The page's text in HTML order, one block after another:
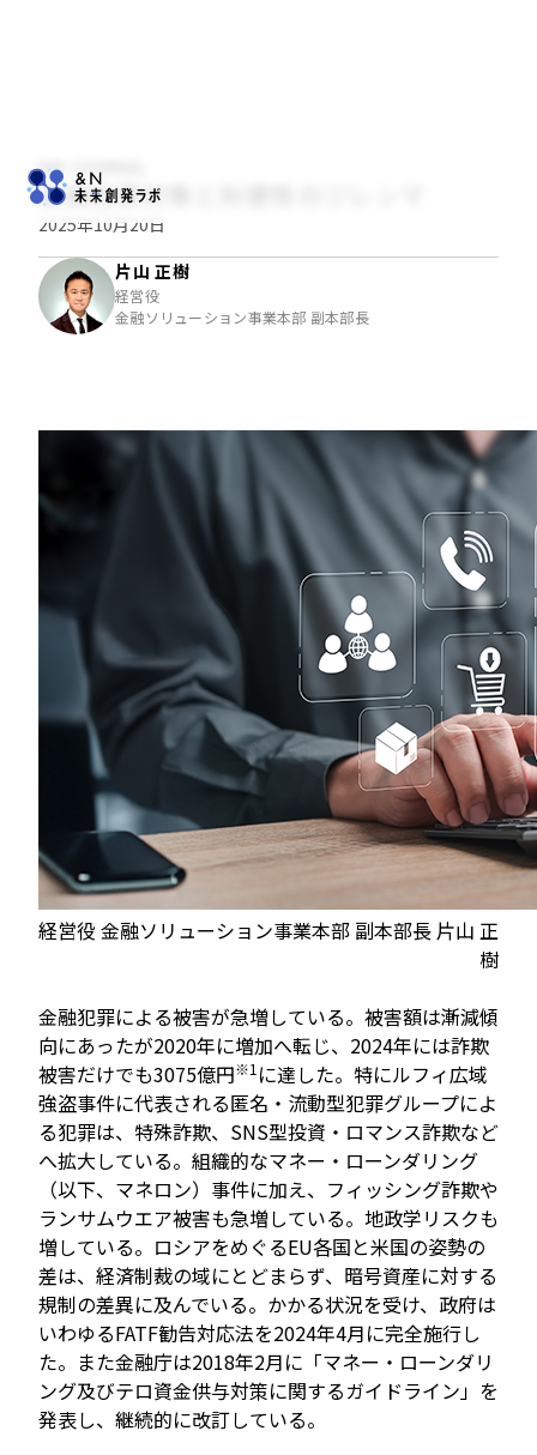
NRI JOURNAL
金融犯罪対策と利便性のジレンマ
2025年10月20日
片山 正樹
経営役
金融ソリューション事業本部 副本部長
経営役 金融ソリューション事業本部 副本部長 片山 正
樹
金融犯罪による被害が急増している。被害額は漸減傾
向にあったが2020年に増加へ転じ、2024年には詐欺
被害だけでも3075億円※1 に達した。特にルフィ広域
強盗事件に代表される匿名・流動型犯罪グループによ
る犯罪は、特殊詐欺、SNS型投資・ロマンス詐欺など
へ拡大している。組織的なマネー・ローンダリング
（以下、マネロン）事件に加え、フィッシング詐欺や
ランサムウエア被害も急増している。地政学リスクも
増している。ロシアをめぐるEU各国と米国の姿勢の
差は、経済制裁の域にとどまらず、暗号資産に対する
規制の差異に及んでいる。かかる状況を受け、政府は
いわゆるFATF勧告対応法を2024年4月に完全施行し
た。また金融庁は2018年2月に「マネー・ローンダリ
ング及びテロ資金供与対策に関するガイドライン」を
発表し、継続的に改訂している。